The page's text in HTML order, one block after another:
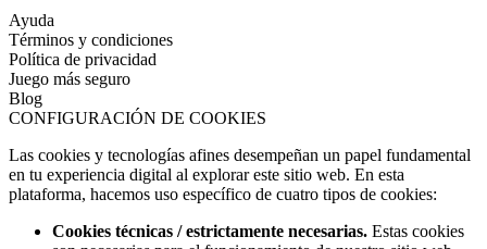
Ayuda
Términos y condiciones
Política de privacidad
Juego más seguro
Blog
CONFIGURACIÓN DE COOKIES
Las cookies y tecnologías afines desempeñan un papel fundamental
en tu experiencia digital al explorar este sitio web. En esta
plataforma, hacemos uso específico de cuatro tipos de cookies:
Cookies técnicas / estrictamente necesarias. Estas cookies